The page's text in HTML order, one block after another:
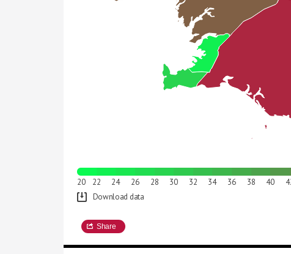
20 22 24 26 28 30 32 34 36 38 40
Download data
Share